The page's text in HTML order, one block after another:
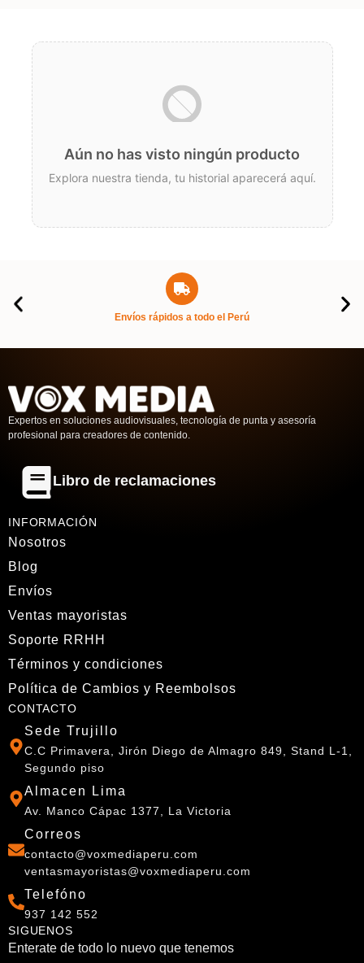
Aún no has visto ningún producto
Explora nuestra tienda, tu historial aparecerá aquí.
Envíos rápidos a todo el Perú
Expertos en soluciones audiovisuales, tecnología de punta y asesoría
profesional para creadores de contenido.
Libro de reclamaciones
INFORMACIÓN
Nosotros
Blog
Envíos
Ventas mayoristas
Soporte RRHH
Términos y condiciones
Política de Cambios y Reembolsos
CONTACTO
Sede Trujillo
C.C Primavera, Jirón Diego de Almagro 849, Stand L-1,
Segundo piso
Almacen Lima
Av. Manco Cápac 1377, La Victoria
Correos
contacto@voxmediaperu.com
ventasmayoristas@voxmediaperu.com
Telefóno
937 142 552
SIGUENOS
Enterate de todo lo nuevo que tenemos